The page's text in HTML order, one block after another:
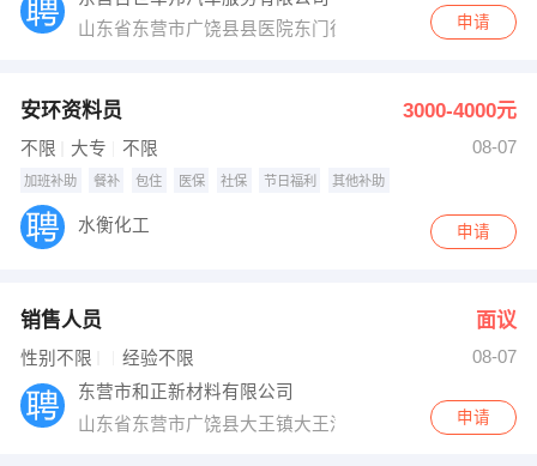
收银员 技术员/工程师
出纳
编辑
跟单
其他职位
山东省东营市广饶县县医院东门往南1000米路西申请
安环资料员 3000-4000元
不限 大专 不限 08-07
加班补助 餐补 包住 医保 社保 节日福利 其他补助
水衡化工 申请
销售人员 面议
性别不限 经验不限
08-07
东营市和正新材料有限公司
山东省东营市广饶县大王镇大王汽车站向南2公里路东
申请